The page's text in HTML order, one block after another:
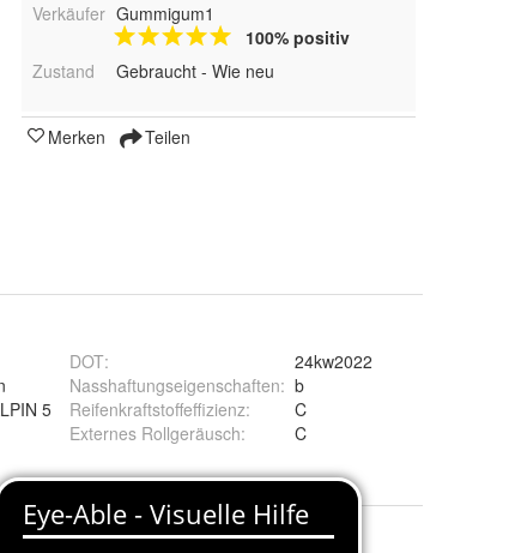
Verkäufer Gummigum1
100% positiv
Zustand
Gebraucht - Wie neu
Merken Teilen
5
DOT:
24kw2022
Nasshaftungseigenschaften: b
Reifenkraftstoffeffizienz:
C
Externes Rollgeräusch: C